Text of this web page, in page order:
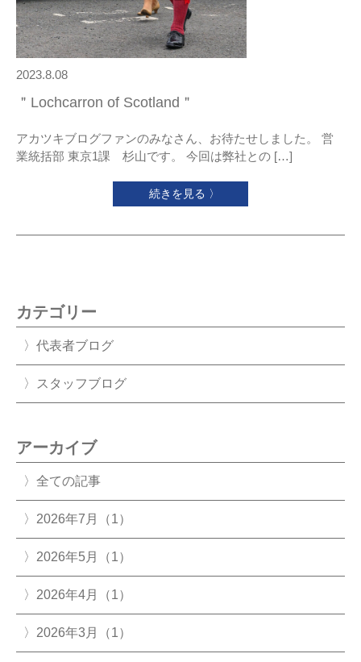
2023.8.08
＂Lochcarron of Scotland＂
アカツキブログファンのみなさん、お待たせしました。 営
業統括部 東京1課 杉山です。 今回は弊社との […]
続きを見る 〉
カテゴリー
代表者ブログ
スタッフブログ
アーカイブ
全ての記事
2026年7月（1）
2026年5月（1）
2026年4月（1）
2026年3月（1）